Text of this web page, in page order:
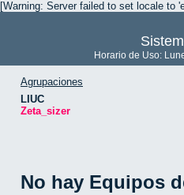
[Warning: Server failed to set locale to
Horario de Uso:
Agrupaciones
LIUC
Zeta_sizer
No hay Equipos